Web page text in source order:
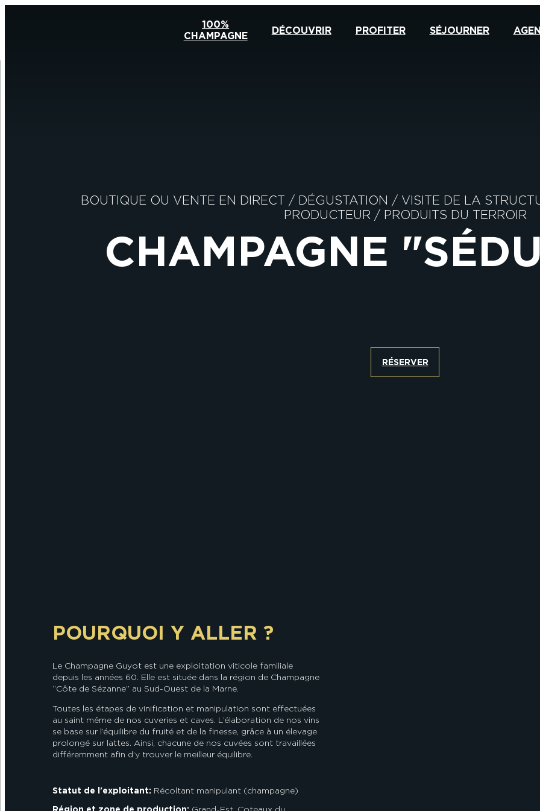
100%
CHAMPAGNE
DÉCOUVRIR PROFITER SÉJOURNER
BOUTIQUE OU VENTE EN DIRECT / DÉGUSTATION / VISITE DE LA
PRODUCTEUR/ PRODUITS DU TERROIR
CHAMPAGNE
RÉSERVER
POURQUOI Y ALLER ?
Le Champagne Guyot est une exploitation viticole familiale
depuis les années 60. Elle est située dans la région de Champagne
“Côte de Sézanne” au Sud-Ouest de la Marne.
Toutes les étapes de vinification et manipulation sont effectuées
au saint même de nos cuveries et caves. L’élaboration de nos vins
se base sur l’équilibre du fruité et de la finesse, grâce à un élevage
prolongé sur lattes. Ainsi, chacune de nos cuvées sont travaillées
différemment afin d’y trouver le meilleur équilibre.
Statut de l'exploitant: Récoltant manipulant (champagne)